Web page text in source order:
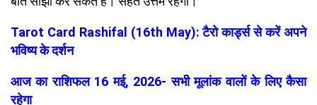
Tarot Card Rashifal (16th May): टैरो कार्ड्स से करें अपने
भविष्य के दर्शन
आज का राशिफल 16 मई, 2026- सभी मूलांक वालों के लिए कैसा
रहेगा